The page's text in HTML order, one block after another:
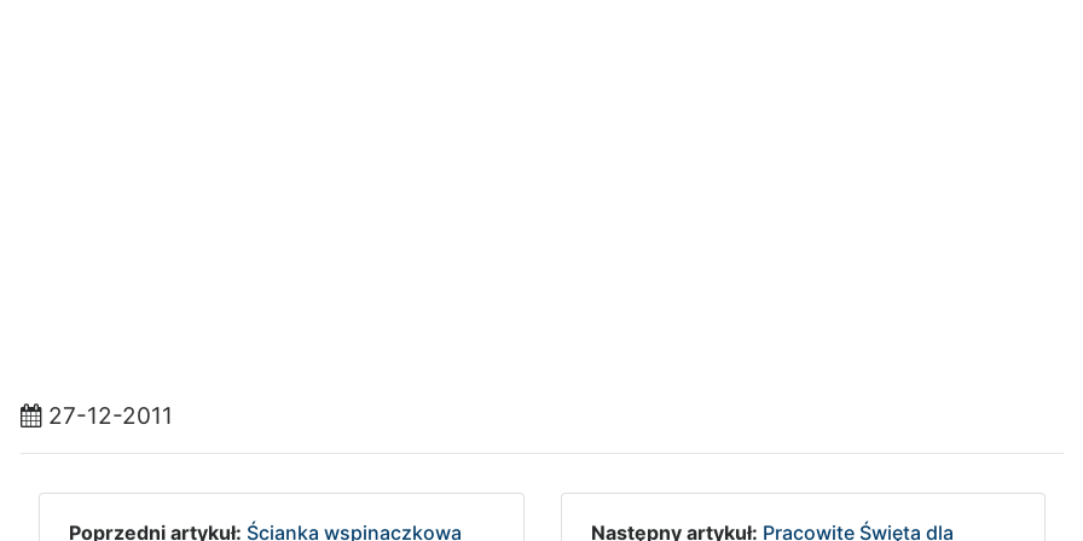
27-12-2011
Poprzedni artykuł: Ścianka wspinaczkowa Następny artykuł: Pracowite Święta dla